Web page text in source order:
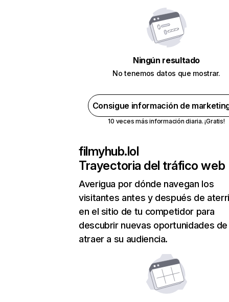
Ningún resultado
No tenemos datos que mostrar.
Consigue información de
10 veces más información diaria. ¡Gratis!
filmyhub.lol
Trayectoria del tráfico web
Averigua por dónde navegan los
visitantes antes y después de
en el sitio de tu competidor para
descubrir nuevas oportunidades de
atraer a su audiencia.